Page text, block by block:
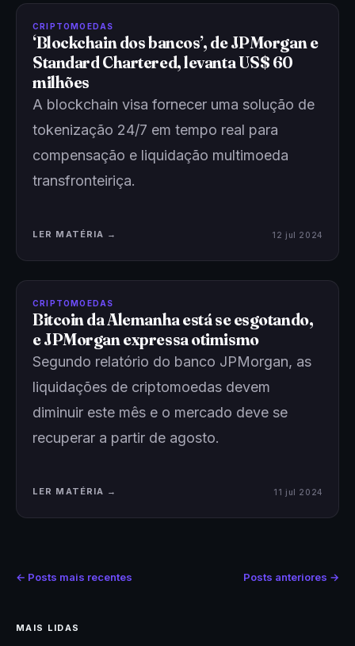
CRIPTOMOEDAS
‘Blockchain dos bancos’, de JPMorgan e
Standard Chartered, levanta US$ 60
milhões
A blockchain visa fornecer uma solução de
tokenização 24/7 em tempo real para
compensação e liquidação multimoeda
transfronteiriça.
LER MATÉRIA → 12 jul 2024
CRIPTOMOEDAS
Bitcoin da Alemanha está se esgotando,
e JPMorgan expressa otimismo
Segundo relatório do banco JPMorgan, as
liquidações de criptomoedas devem
diminuir este mês e o mercado deve se
recuperar a partir de agosto.
LER MATÉRIA → 11 jul 2024
← Posts mais recentes Posts anteriores →
MAIS LIDAS